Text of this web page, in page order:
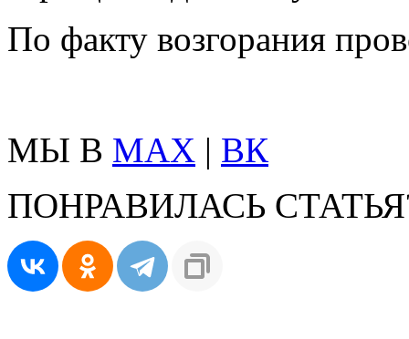
По факту возгорания
МЫ В MAX | ВК
ПОНРАВИЛАСЬ